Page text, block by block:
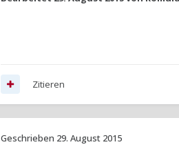
Zitieren
Geschrieben 29. August 2015